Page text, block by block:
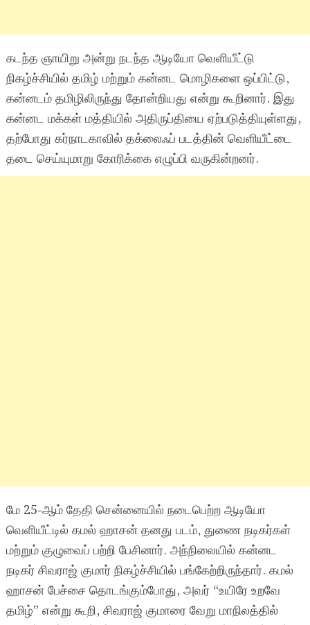
கடந்த ஞாயிறு அன்று நடந்த ஆடியோ வெளியீட்டு
நிகழ்ச்சியில் தமிழ் மற்றும் கன்னட மொழிகளை ஒப்பிட்டு,
கன்னடம் தமிழிலிருந்து தோன்றியது என்று கூறினார். இது
கன்னட மக்கள் மத்தியில் அதிருப்தியை ஏற்படுத்தியுள்ளது,
தற்போது கர்நாடகாவில் தக்லைஃப் படத்தின் வெளியீட்டை
தடை செய்யுமாறு கோரிக்கை எழுப்பி வருகின்றனர்.
மே 25-ஆம் தேதி சென்னையில் நடைபெற்ற ஆடியோ
வெளியீட்டில் கமல் ஹாசன் தனது படம், துணை நடிகர்கள்
மற்றும் குழுவைப் பற்றி பேசினார். அந்நிலையில் கன்னட
நடிகர் சிவராஜ் குமார் நிகழ்ச்சியில் பங்கேற்றிருந்தார். கமல்
ஹாசன் பேச்சை தொடங்கும்போது, அவர் “உயிரே உறவே
தமிழ்” என்று கூறி, சிவராஜ் குமாரை வேறு மாநிலத்தில்